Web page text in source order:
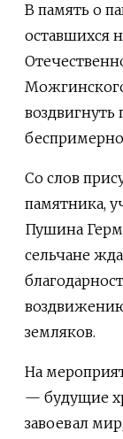
В память о
оставшихся
Со слов
памятника,
Пушина
сельчане
земляков.
На
— будущие
завоевал